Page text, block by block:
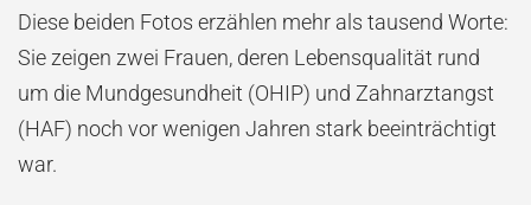
Diese beiden Fotos erzählen mehr als tausend Worte:
Sie zeigen zwei Frauen, deren Lebensqualität rund
um die Mundgesundheit (OHIP) und Zahnarztangst
(HAF) noch vor wenigen Jahren stark beeinträchtigt
war.